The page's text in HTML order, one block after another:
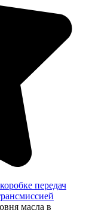
передач
масла в